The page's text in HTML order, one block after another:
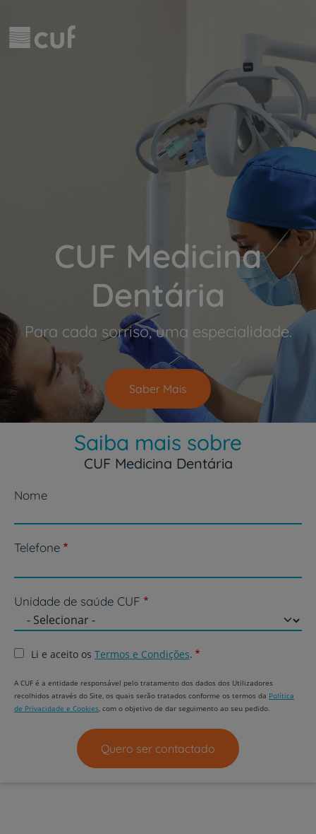
CUF Medicina
Dentária
Para cada sorriso, uma especialidade.
Saber Mais
Saiba mais sobre
CUF Medicina Dentária
Nome
Telefone
Unidade de saúde CUF
Li e aceito os Termos e Condições.
A CUF é a entidade responsável pelo tratamento dos dados dos Utilizadores
recolhidos através do Site, os quais serão tratados conforme os termos da Política
de Privacidade e Cookies, com o objetivo de dar seguimento ao seu pedido.